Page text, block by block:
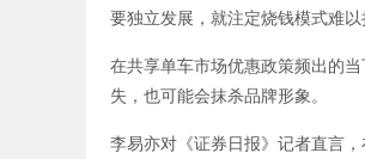
要独立发展，就注定烧钱模式难以
在共享单车市场优惠政策频出的
失，也可能会抹杀品牌形象。
李易亦对《证券日报》记者直言